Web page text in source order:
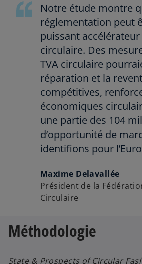
Notre étude montre
réglementation peut
puissant
circulaire. Des
TVA circulaire
réparation et la
compétitives,
économiques
une partie des 104
d’opportunité de
identifions pour
Maxime Delavallée
Président de la
Circulaire
Méthodologie
State & Prospects of Circular